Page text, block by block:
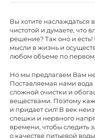
Вы хотите наслаждаться
чистотой и думаете, что
решение? Так оно и
мысли в жизнь и
любом объеме по
Но мы предлагаем Вам
Поставляемая нами вода
сложной очистки и
веществами. Поэтому
и придает сил! В век
спешки и нервного
времени, чтобы следить
о качестве питьевой